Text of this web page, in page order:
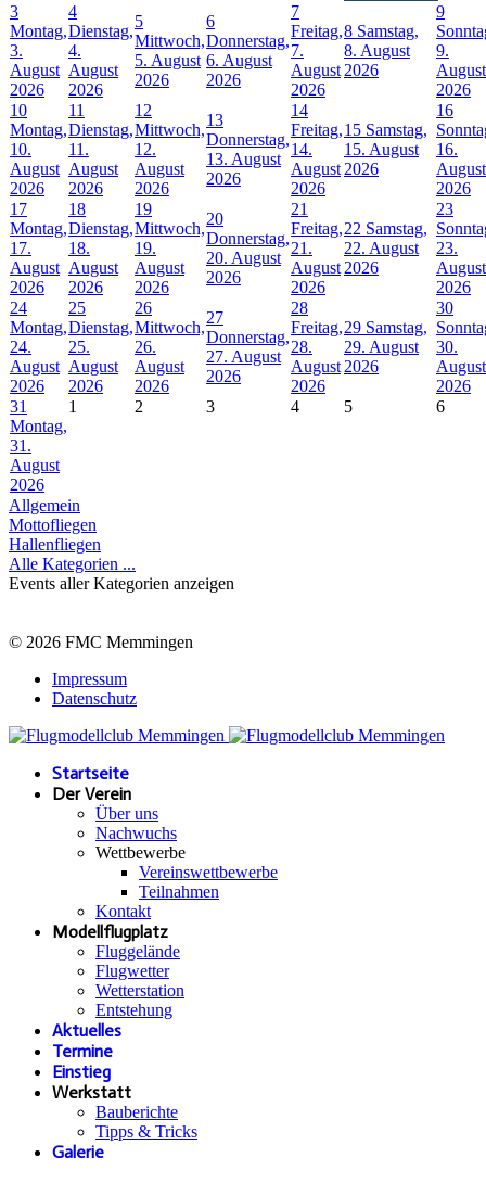
3
Montag,
3.
August
2026
4
Dienstag,
4.
August
2026
5
Mittwoch,
5. August
2026
6
Donnerstag,
6. August
2026
7
Freitag,
7.
August
2026
8 Samstag,
8. August
2026
9
9.
August
2026
10
Montag,
10.
August
2026
11
Dienstag,
11.
August
2026
12
Mittwoch,
12.
August
2026
13
Donnerstag,
13. August
2026
14
Freitag,
14.
August
2026
15 Samstag,
15. August
2026
16
16.
August
2026
17
Montag,
17.
August
2026
18
Dienstag,
18.
August
2026
19
Mittwoch,
19.
August
2026
20
Donnerstag,
20. August
2026
21
Freitag,
21.
August
2026
22 Samstag,
22. August
2026
23
23.
August
2026
24
Montag,
24.
August
2026
25
Dienstag,
25.
August
2026
26
Mittwoch,
26.
August
2026
27
Donnerstag,
27. August
2026
28
Freitag,
28.
August
2026
29 Samstag,
29. August
2026
30
30.
August
2026
31
Montag,
31.
August
2026
1 2 3 4 5 6
Allgemein
Mottofliegen
Hallenfliegen
Alle Kategorien ...
Events aller Kategorien anzeigen
© 2026 FMC Memmingen
Impressum
Datenschutz
Startseite
Der Verein
Über uns
Nachwuchs
Wettbewerbe
Vereinswettbewerbe
Teilnahmen
Kontakt
Modellflugplatz
Fluggelände
Flugwetter
Wetterstation
Entstehung
Aktuelles
Termine
Einstieg
Werkstatt
Bauberichte
Tipps & Tricks
Galerie